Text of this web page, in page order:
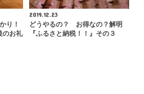
り！
のお礼
2019.12.23
どうやるの？ お得なの？解明
『ふるさと納税！！』その３